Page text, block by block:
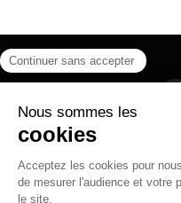
POLITIQUE DE